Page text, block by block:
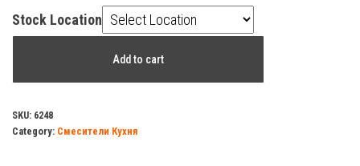
Stock Location
DAMENTO
ROSO
Add to cart
SKU: 6248
Category: Смесители Кухня